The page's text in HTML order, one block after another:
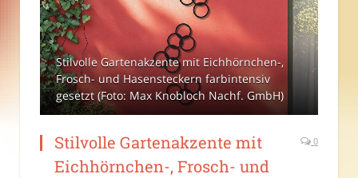
Stilvolle Gartenakzente mit Eichhörnchen-,
Frosch- und Hasensteckern farbintensiv
gesetzt (Foto: Max Knobloch Nachf. GmbH)
Stilvolle Gartenakzente mit
Eichhörnchen-, Frosch- und
0